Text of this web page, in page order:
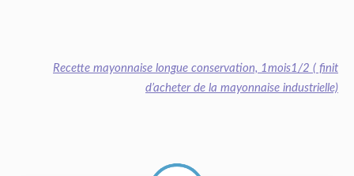
Recette mayonnaise longue conservation, 1mois1/2 ( finit
d’acheter de la mayonnaise industrielle)